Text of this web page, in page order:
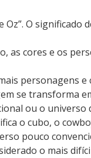
Oz”. O significado
as cores e os
personagens
se transforma
ou o
o cubo, o
pouco
o mais